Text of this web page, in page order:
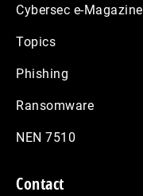
Cybersec e-Magazine
Topics
Phishing
Ransomware
NEN 7510
Contact